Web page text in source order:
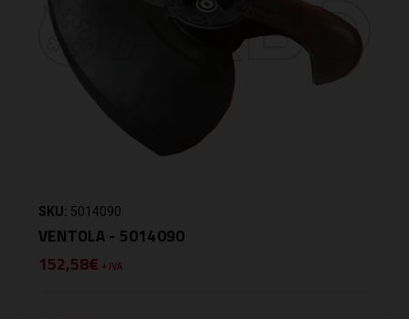
SKU: 5014090
VENTOLA - 5014090
152,58€ + IVA